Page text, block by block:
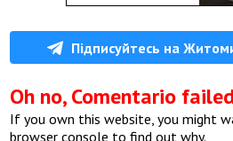
Підписуйтесь на
Oh no, Comentario
If you own this website, you might
browser console to find out why.